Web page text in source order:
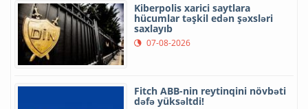
Kiberpolis xarici saytlara
hücumlar təşkil edən şəxsləri
saxlayıb
07-08-2026
Fitch ABB-nin reytinqini növbəti
dəfə yüksəltdi!